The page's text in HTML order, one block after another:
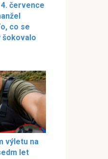
července
co se
šokovalo
výletu na
let